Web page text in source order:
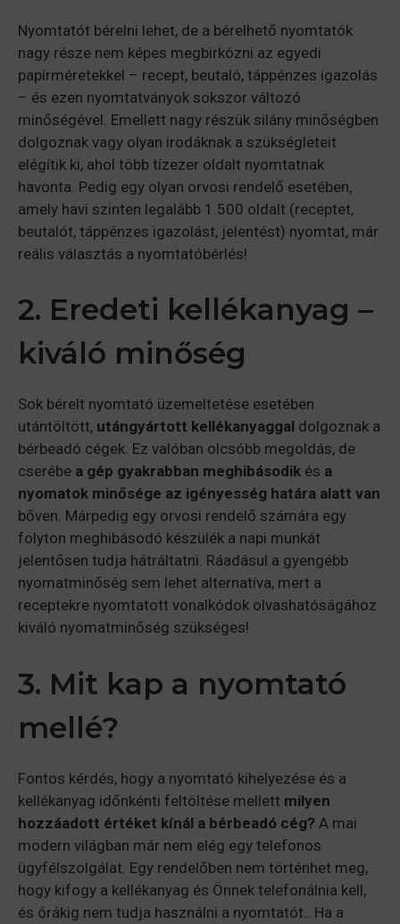
Nyomtatót bérelni lehet, de a bérelhető nyomtatók
nagy része nem képes megbirkózni az egyedi
papírméretekkel – recept, beutaló, táppénzes igazolás
– és ezen nyomtatványok sokszor változó
minőségével. Emellett nagy részük silány minőségben
dolgoznak vagy olyan irodáknak a szükségleteit
elégítik ki, ahol több tízezer oldalt nyomtatnak
havonta. Pedig egy olyan orvosi rendelő esetében,
amely havi szinten legalább 1.500 oldalt (receptet,
beutalót, táppénzes igazolást, jelentést) nyomtat, már
reális választás a nyomtatóbérlés!
2. Eredeti kellékanyag –
kiváló minőség
Sok bérelt nyomtató üzemeltetése esetében
utántöltött, utángyártott kellékanyaggal dolgoznak a
bérbeadó cégek. Ez valóban olcsóbb megoldás, de
cserébe a gép gyakrabban meghibásodik és a
nyomatok minősége az igényesség határa alatt van
bőven. Márpedig egy orvosi rendelő számára egy
folyton meghibásodó készülék a napi munkát
jelentősen tudja hátráltatni. Ráadásul a gyengébb
nyomatminőség sem lehet alternatíva, mert a
receptekre nyomtatott vonalkódok olvashatóságához
kiváló nyomatminőség szükséges!
3. Mit kap a nyomtató
mellé?
Fontos kérdés, hogy a nyomtató kihelyezése és a
kellékanyag időnkénti feltöltése mellett milyen
hozzáadott értéket kínál a bérbeadó cég? A mai
modern világban már nem elég egy telefonos
ügyfélszolgálat. Egy rendelőben nem történhet meg,
hogy kifogy a kellékanyag és Önnek telefonálnia kell,
és órákig nem tudja használni a nyomtatót.. Ha a